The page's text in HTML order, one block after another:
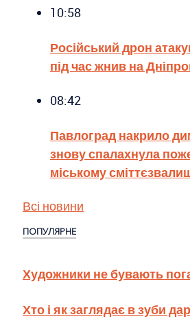
10:58
Російський дрон
під час жнив на
08:42
Павлоград накрило
знову спалахнула
міському
Всі новини
ПОПУЛЯРНЕ
Художники не бувають
Хто і як заглядає в зуби